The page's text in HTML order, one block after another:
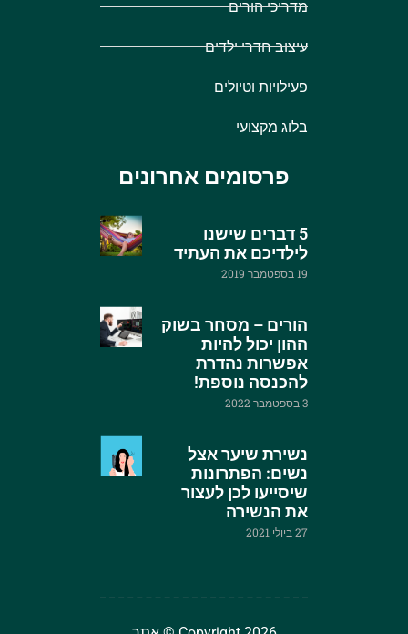
מדריכי הורים
עיצוב חדרי ילדים
פעילויות וטיולים
בלוג מקצועי
פרסומים אחרונים
5 דברים שישנו
לילדיכם את העתיד
19 בספטמבר 2019
הורים – מסחר בשוק
ההון יכול להיות
אפשרות נהדרת
להכנסה נוספת!
3 בספטמבר 2022
נשירת שיער אצל
נשים: הפתרונות
שיסייעו לכן לעצור
את הנשירה
27 ביולי 2021